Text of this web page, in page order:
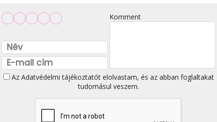
Komment
Az Adatvédelmi tájékoztatótelolvastam, és az abban foglaltakat
tudomásul veszem.